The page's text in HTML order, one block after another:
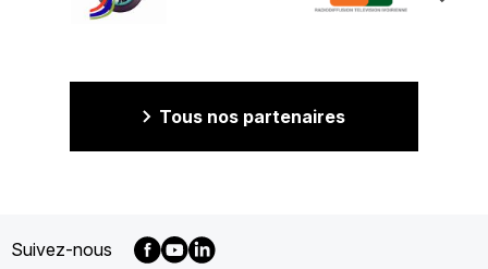
Tous nos partenaires
Suivez-nous